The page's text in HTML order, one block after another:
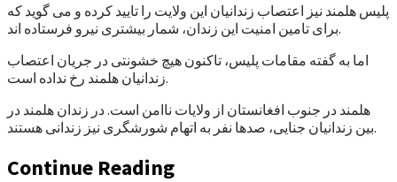
پلیس هلمند نیز اعتصاب زندانیان این ولایت را تایید کرده و می گوید که
برای تامین امنیت این زندان، شمار بیشتری نیرو فرستاده اند.
اما به گفته مقامات پلیس، تاکنون هیچ خشونتی در جریان اعتصاب
زندانیان هلمند رخ نداده است.
هلمند در جنوب افغانستان از ولایات ناامن است. در زندان هلمند در
بین زندانیان جنایی، صدها نفر به اتهام شورشگری نیز زندانی هستند.
Continue Reading